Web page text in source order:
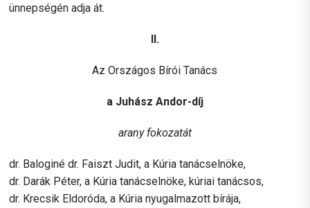
ünnepségén adja át.
II.
Az Országos Bírói Tanács
a Juhász Andor-díj
arany fokozatát
dr. Baloginé dr. Faiszt Judit, a Kúria tanácselnöke,
dr. Darák Péter, a Kúria tanácselnöke, kúriai tanácsos,
dr. Krecsik Eldoróda, a Kúria nyugalmazott bírája,